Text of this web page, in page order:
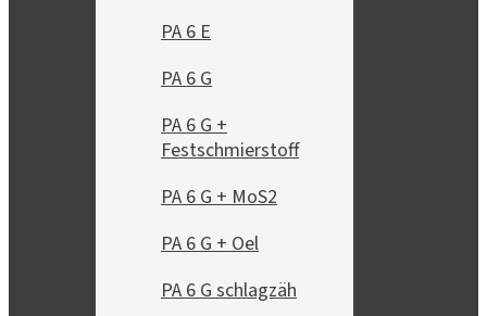
PA 6 E
PA 6 G
PA 6 G +
Festschmierstoff
PA 6 G + MoS2
PA 6 G + Oel
PA 6 G schlagzäh